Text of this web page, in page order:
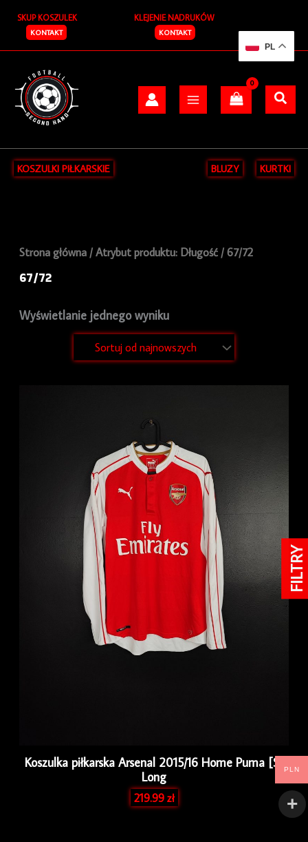
treści
SKUP KOSZULEK
KONTAKT
KLEJENIE NADRUKÓW
KONTAKT
KOSZULKI PIŁKARSKIE BLUZY KURTKI
u
Strona główna/ Atrybut produktu: Długość / 67/72
67/72
Wyświetlanie jednego wyniku
Koszulka piłkarska Arsenal 2015/16 Home Puma [S]
Long
219.99zł
PL
PLN
FILTRY